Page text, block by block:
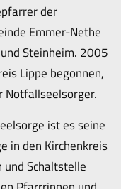
der
Emmer-Nethe
Steinheim. 2005
Lippe begonnen,
Notfallseelsorger.
ist es seine
in den Kirchenkreis
und Schaltstelle